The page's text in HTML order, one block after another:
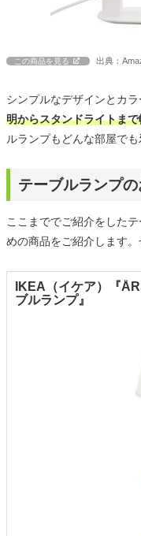
この商品を見る 出典：
シンプルなデザインとカ
明からスタンドライトま
ルランプもどんな部屋で
テーブルランプ
ここまででご紹介をした
めの商品をご紹介します。
IKEA（イケア）『
ブルランプ』